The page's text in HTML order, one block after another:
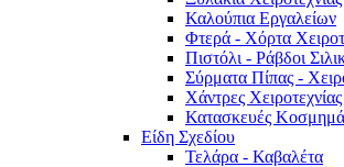
Καλούπια Εργαλείων
Φτερά - Χόρτα
Πιστόλι - Ράβδοι
Σύρματα Πίπας -
Χάντρες Χειροτεχνίας
Κατασκευές
Είδη Σχεδίου
Τελάρα - Καβαλέτα